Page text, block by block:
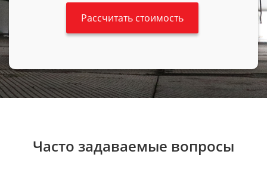
Часто задаваемые вопросы